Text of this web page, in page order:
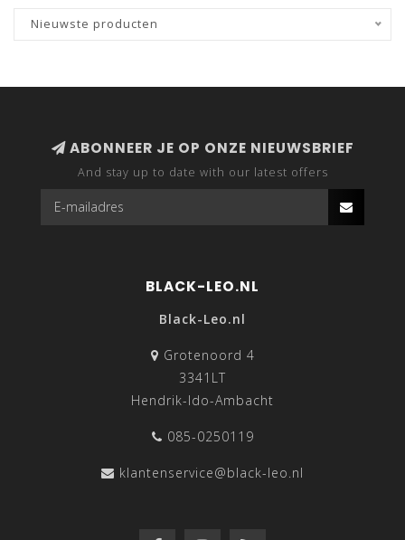
Nieuwste producten
ABONNEER JE OP ONZE NIEUWSBRIEF
And stay up to date with our latest offers
BLACK-LEO.NL
Black-Leo.nl
Grotenoord 4
3341LT
Hendrik-Ido-Ambacht
085-0250119
klantenservice@black-leo.nl